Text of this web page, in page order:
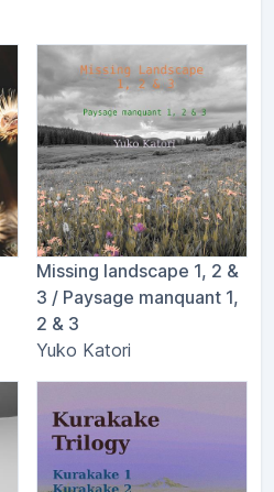
Missing landscape 1, 2 &
3 / Paysage manquant 1,
2 & 3
Yuko Katori